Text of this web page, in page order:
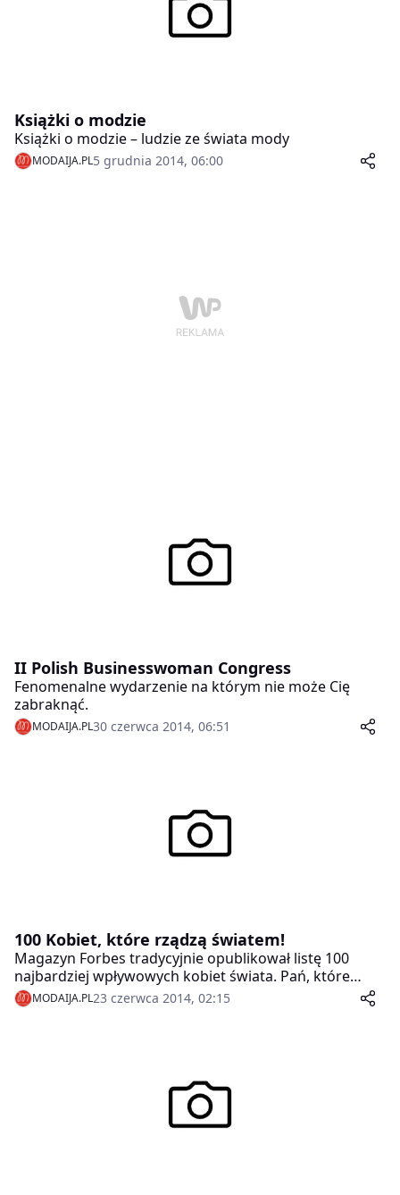
dlatego teraz postaramy się nieco bardziej
szczegółowo opisać to, jak powinna wyglądać idealna
Książki o modzie
Książki o modzie – ludzie ze świata mody
MODAIJA.PL5 grudnia 2014, 06:00
II Polish Businesswoman Congress
Fenomenalne wydarzenie na którym nie może Cię
zabraknąć.
MODAIJA.PL30 czerwca 2014, 06:51
100 Kobiet, które rządzą światem!
Magazyn Forbes tradycyjnie opublikował listę 100
najbardziej wpływowych kobiet świata. Pań, które
mają największy wpływ na jego losy, które wyznaczają
nowe kierunki, idee i przełamują wszelkie bariery.
MODAIJA.PL23 czerwca 2014, 02:15